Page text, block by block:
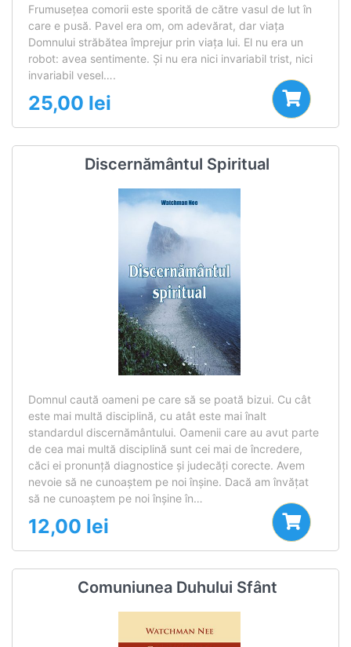
Frumuseţea comorii este sporită de către vasul de lut în
care e pusă. Pavel era om, om adevărat, dar viaţa
Domnului străbătea împrejur prin viaţa lui. El nu era un
robot: avea sentimente. Şi nu era nici invariabil trist, nici
invariabil vesel….
25,00 lei
Discernământul Spiritual
Domnul caută oameni pe care să se poată bizui. Cu cât
este mai multă disciplină, cu atât este mai înalt
standardul discernământului. Oamenii care au avut parte
de cea mai multă disciplină sunt cei mai de încredere,
căci ei pronunţă diagnostice şi judecăţi corecte. Avem
nevoie să ne cunoaştem pe noi înşine. Dacă am învăţat
să ne cunoaştem pe noi înşine în…
12,00 lei
Comuniunea Duhului Sfânt